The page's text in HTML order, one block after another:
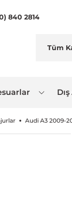
840 2814
Audi A3 2009-